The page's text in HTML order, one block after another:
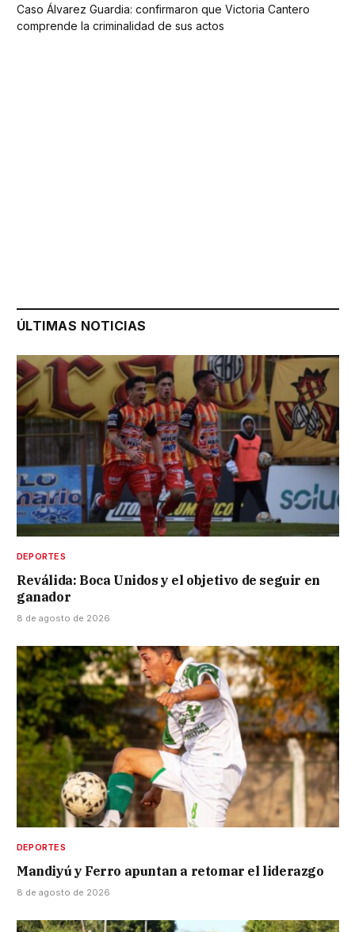
Caso Álvarez Guardia: confirmaron que Victoria Cantero
comprende la criminalidad de sus actos
ÚLTIMAS NOTICIAS
DEPORTES
Reválida: Boca Unidos y el objetivo de seguir en
ganador
8 de agosto de 2026
DEPORTES
Mandiyú y Ferro apuntan a retomar el liderazgo
8 de agosto de 2026